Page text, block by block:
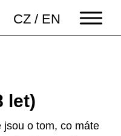
CZ / EN
let)
jsou o tom, co máte